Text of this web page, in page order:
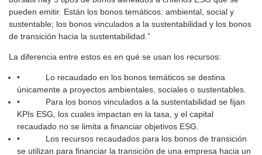
pueden emitir. Están los bonos temáticos: ambiental, social y
sustentable; los bonos vinculados a la sustentabilidad y los bonos
de transición hacia la sustentabilidad.”
La diferencia entre estos es en qué se usan los recursos:
• Lo recaudado en los bonos temáticos se destina
únicamente a proyectos ambientales, sociales o sustentables.
• Para los bonos vinculados a la sustentabilidad se fijan
KPIs ESG, los cuales impactan en la tasa, y el capital
recaudado no se limita a financiar objetivos ESG.
• Los recursos recaudados para los bonos de transición
se utilizan para financiar la transición de una empresa hacia un